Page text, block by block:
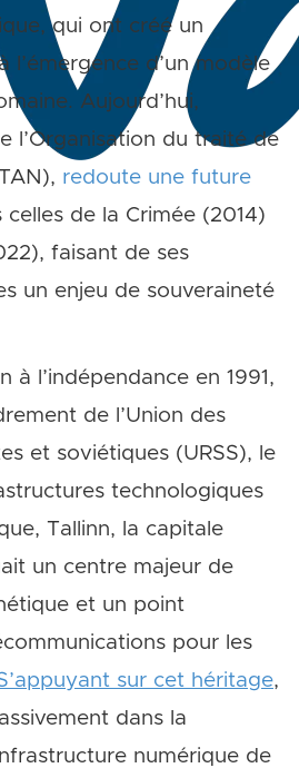
qui ont créé un
d’un modèle
Aujourd’hui,
l’Organisation du traité de
redoute une future
celles de la Crimée (2014)
faisant de ses
un enjeu de souveraineté
à l’indépendance en 1991,
de l’Union des
et soviétiques (URSS), le
technologiques
Tallinn, la capitale
un centre majeur de
et un point
pour les
sur cet héritage,
dans la
numérique de